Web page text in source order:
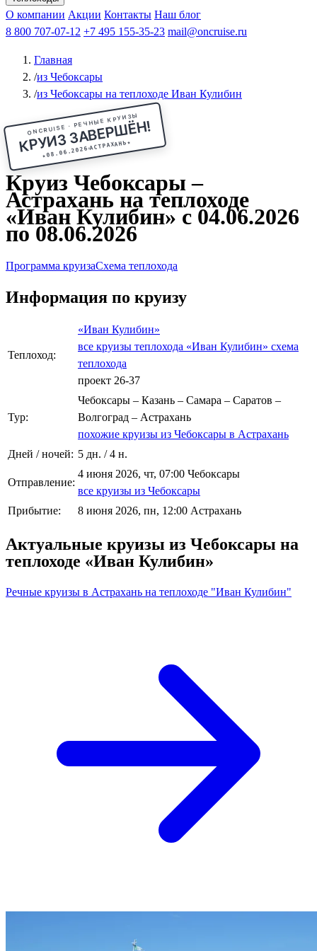
Чебоксарыиз Волгоградаиз Саратова Все города
КазаньВ Нижний НовгородВ ПермьВ Ростов-на-Дону
РыбинскНа СоловкиНа ВалаамПо ОкеПо Енисею
Афанасий Никитин Октябрьская революция
ФединАлександр СвешниковИван
МироновА.С.Попов
О компании Акции Контакты Наш блог
8 800 707-07-12 +7 495 155-35-23 mail@oncruise.ru
Главная
/из Чебоксары
/из Чебоксары на теплоходе Иван Кулибин
ONCRUISE · РЕЧНЫЕ КРУИЗЫ
КРУИЗ ЗАВЕРШЁН!
★08.06.2026
АСТРАХАНЬ★
Круиз Чебоксары –
Астрахань на теплоходе
«Иван Кулибин» с 04.06.2026
по 08.06.2026
Программа круизаСхема теплохода
Информация по круизу
Теплоход:
«Иван Кулибин»
все круизы теплохода «Иван Кулибин» схема
теплохода
проект 26-37
Тур:
Чебоксары – Казань – Самара – Саратов –
Волгоград – Астрахань
похожие круизы из Чебоксары в Астрахань
Дней / ночей: 5 дн. / 4 н.
Отправление:
4 июня 2026, чт, 07:00 Чебоксары
все круизы из Чебоксары
Прибытие:
8 июня 2026, пн, 12:00 Астрахань
Актуальные круизы из Чебоксары на
теплоходе «Иван Кулибин»
Речные круизы в Астрахань на теплоходе "Иван Кулибин"